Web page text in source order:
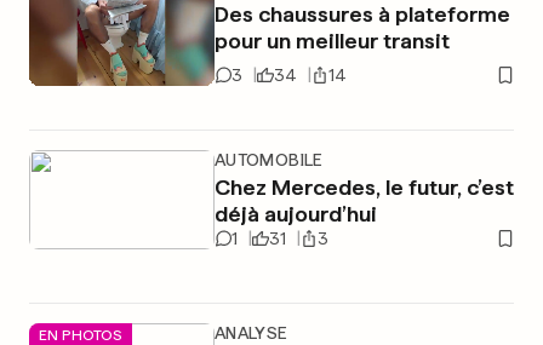
Des chaussures à plateforme
pour un meilleur transit
3 34 14
AUTOMOBILE
Chez Mercedes, le futur, c’est
déjà aujourd’hui
1 31 3
EN PHOTOS ANALYSE